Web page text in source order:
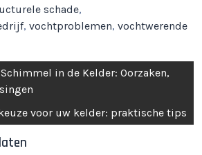
schade,
,vochtproblemen,vochtwerende
in de Kelder: Oorzaken,
voor uw kelder: praktische tips